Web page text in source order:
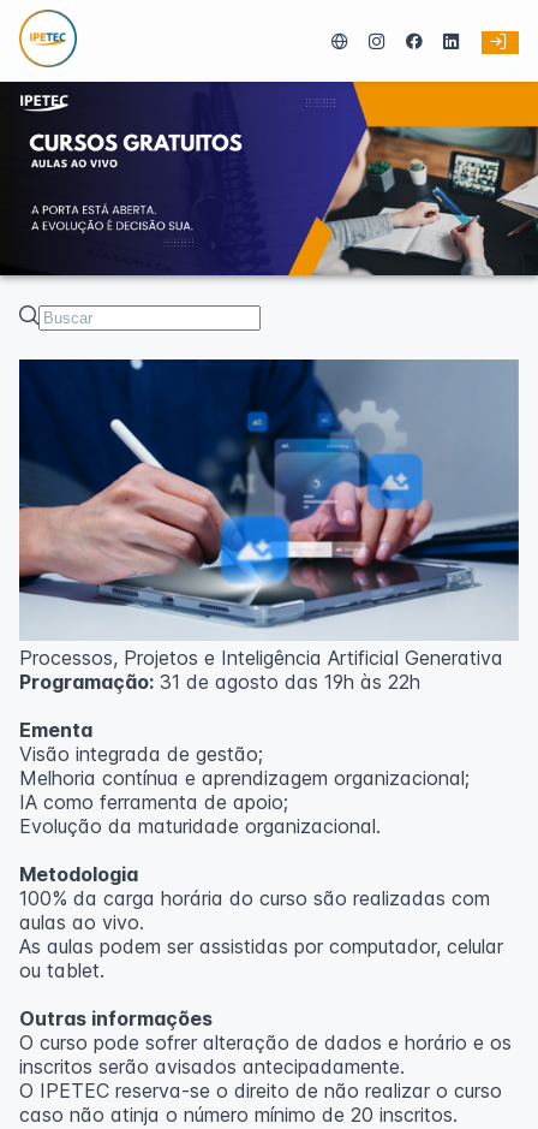
Processos, Projetos e Inteligência Artificial Generativa
Programação: 31 de agosto das 19h às 22h
Ementa
Visão integrada de gestão;
Melhoria contínua e aprendizagem organizacional;
IA como ferramenta de apoio;
Evolução da maturidade organizacional.
Metodologia
100% da carga horária do curso são realizadas com
aulas ao vivo.
As aulas podem ser assistidas por computador, celular
ou tablet.
Outras informações
O curso pode sofrer alteração de dados e horário e os
inscritos serão avisados ​​antecipadamente.
O IPETEC reserva-se o direito de não realizar o curso
caso não atinja o número mínimo de 20 inscritos.